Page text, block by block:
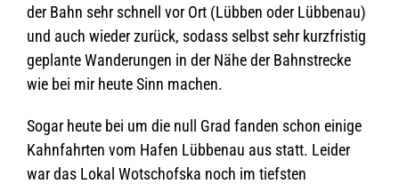
der Bahn sehr schnell vor Ort (Lüb­ben oder Lüb­benau)
und auch wie­der zurück, sodass selbst sehr kurz­fris­tig
geplante Wan­de­run­gen in der Nähe der Bahn­stre­cke
wie bei mir heute Sinn machen.
Sogar heute bei um die null Grad fan­den schon einige
Kahn­fahr­ten vom Hafen Lüb­benau aus statt. Lei­der
war das Lokal Wot­schofska noch im tiefs­ten